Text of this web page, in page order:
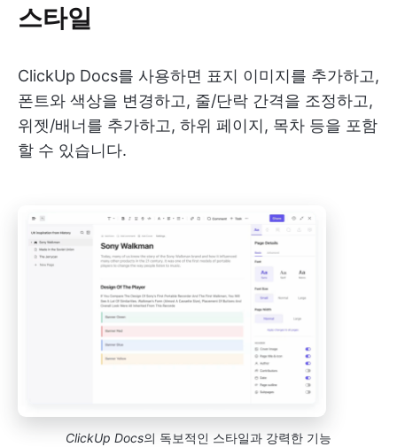
스타일
ClickUp Docs를 사용하면 표지 이미지를 추가하고,
폰트와 색상을 변경하고, 줄/단락 간격을 조정하고,
위젯/배너를 추가하고, 하위 페이지, 목차 등을 포함
할 수 있습니다.
ClickUp Docs의 독보적인 스타일과 강력한 기능